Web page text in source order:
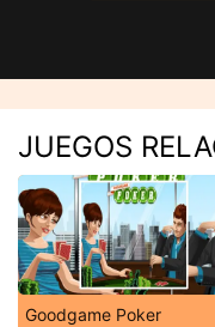
JUEGOS
Goodgame Poker